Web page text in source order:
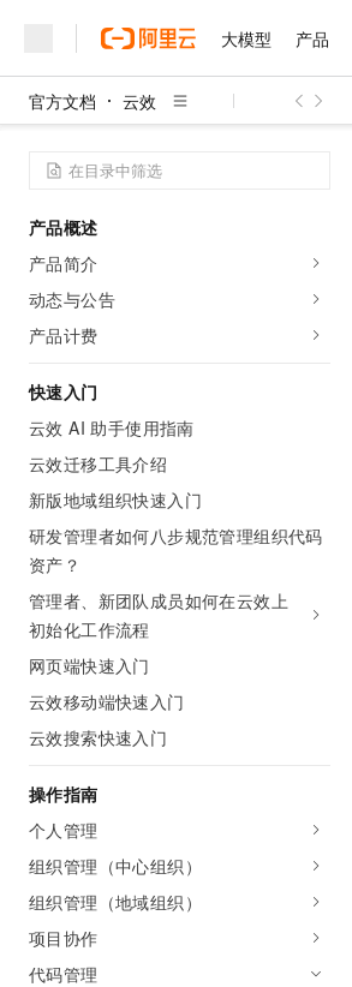
大模型 产品
官方文档 云效
产品概述
产品简介
动态与公告
产品计费
快速入门
云效 AI 助手使用指南
云效迁移工具介绍
新版地域组织快速入门
研发管理者如何八步规范管理组织代码
资产？
管理者、新团队成员如何在云效上
初始化工作流程
网页端快速入门
云效移动端快速入门
云效搜索快速入门
操作指南
个人管理
组织管理（中心组织）
组织管理（地域组织）
项目协作
代码管理
大模型
产品
精选产品
容器
存储
网络与CDN
安全
中间件
数据库
大数据计算
企业服务与云通信
域名与网站
终端用户计算
Serverless
解决方案
精选解决方案
大数据
现代化应用
安全
网络
可观测
上云与迁云
企业出海
政企业务
权益
定价
云市场
伙伴
服务
了解阿里云